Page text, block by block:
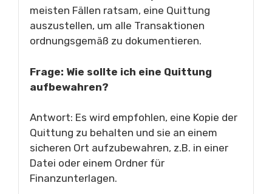
meisten Fällen ratsam, eine Quittung
auszustellen, um alle Transaktionen
ordnungsgemäß zu dokumentieren.
Frage: Wie sollte ich eine Quittung
aufbewahren?
Antwort: Es wird empfohlen, eine Kopie der
Quittung zu behalten und sie an einem
sicheren Ort aufzubewahren, z.B. in einer
Datei oder einem Ordner für
Finanzunterlagen.